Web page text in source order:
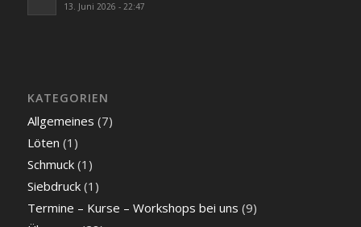
13. Juni 2026 - 22:47
KATEGORIEN
Allgemeines (7)
Löten (1)
Schmuck(1)
Siebdruck(1)
Termine – Kurse – Workshops bei uns (9)